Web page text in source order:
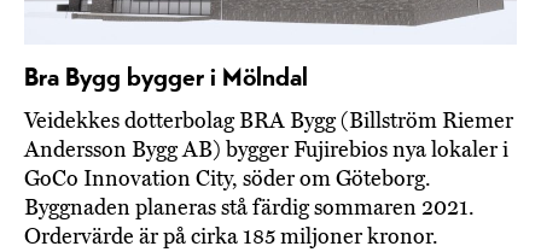
Bra Bygg bygger i Mölndal
Veidekkes dotterbolag BRA Bygg (Billström Riemer
Andersson Bygg AB) bygger Fujirebios nya lokaler i
GoCo Innovation City, söder om Göteborg.
Byggnaden planeras stå färdig sommaren 2021.
Ordervärde är på cirka 185 miljoner kronor.